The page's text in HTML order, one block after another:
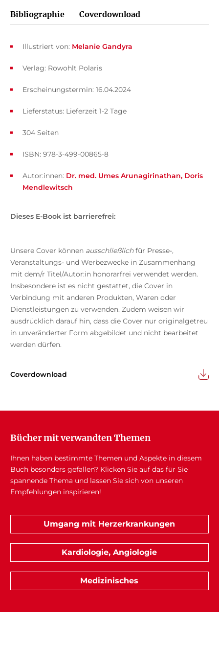
Bibliographie Coverdownload
Verlag: Rowohlt Polaris
Erscheinungstermin: 16.04.2024
Lieferstatus: Lieferzeit 1-2 Tage
ISBN: 978-3-499-00865-8
304 Seiten
Autor:innen: Dr. med. Umes Arunagirinathan Doris
Mendlewitsch
Illustriert von: Melanie Gandyra
Dieses E-Book ist barrierefrei:
Unsere Cover können ausschließlichfür Presse-,
Veranstaltungs- und Werbezwecke in Zusammenhang
mit dem/r Titel/Autor:in honorarfrei verwendet werden.
Insbesondere ist es nicht gestattet, die Cover in
Verbindung mit anderen Produkten, Waren oder
Dienstleistungen zu verwenden. Zudem weisen wir
ausdrücklich darauf hin, dass die Cover nur originalgetreu
in unveränderter Form abgebildet und nicht bearbeitet
werden dürfen.
Coverdownload
Bücher mit verwandten Themen
Ihnen haben bestimmte Themen und Aspekte in diesem
Buch besonders gefallen? Klicken Sie auf das für Sie
spannende Thema und lassen Sie sich von unseren
Empfehlungen inspirieren!
Umgang mit Herzerkrankungen
Kardiologie, Angiologie
Medizinisches